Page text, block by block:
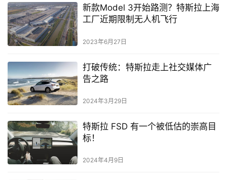
新款Model 3开始路测？特斯拉上海
工厂近期限制无人机飞行
2023年6月27日
打破传统：特斯拉走上社交媒体广
告之路
2024年3月29日
特斯拉 FSD 有一个被低估的崇高目
标！
2024年4月9日